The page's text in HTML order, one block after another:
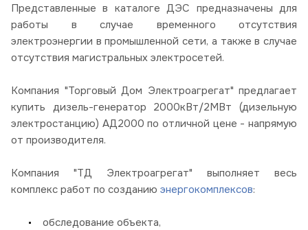
Представленные в каталоге ДЭС предназначены для
работы в случае временного отсутствия
электроэнергии в промышленной сети, а также в случае
отсутствия магистральных электросетей.
Компания "Торговый Дом Электроагрегат" предлагает
купить дизель-генератор 2000кВт/2МВт (дизельную
электростанцию) АД2000 по отличной цене - напрямую
от производителя.
Компания "ТД Электроагрегат" выполняет весь
комплекс работ по созданию энергокомплексов:
обследование объекта,